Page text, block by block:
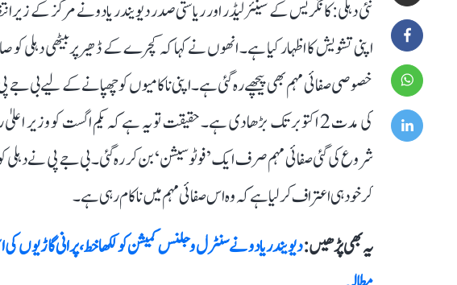
نئی دہلی: کانگریس کے سینئر لیڈر اور ریاستی صدر دیویندر یادو نے مرکز کے
اپنی تشویش کا اظہار کیا ہے۔ انھوں نے کہا کہ کچرے کے ڈھیر پر بیٹھی دہلی
خصوصی صفائی مہم بھی پیچھے رہ گئی ہے۔ اپنی ناکامیوں کو چھپانے کے لیے بی جے
کی مدت 2 اکتوبر تک بڑھا دی ہے۔ حقیقت تو یہ ہے کہ یکم اگست کو وزیر
شروع کی گئی صفائی مہم صرف ایک ’فوٹو سیشن‘ بن کر رہ گئی۔ بی جے پی نے دہلی
کر خود ہی اعتراف کر لیا ہے کہ وہ اس صفائی مہم میں ناکام رہی ہے۔
یہ بھی پڑھیں : دیویندر یادو نے سنٹرل وجلنس کمیشن کو لکھا خط، پرانی گاڑیوں